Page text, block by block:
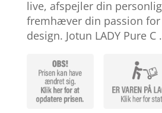
live, afspejler din
fremhæver din passion
design. Jotun LADY Pure C